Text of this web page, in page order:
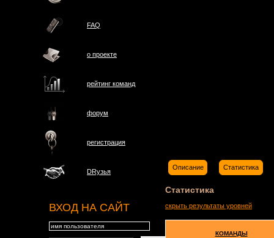
FAQ
о проектe
рейтинг команд
форум
регистрация
DRузья
ВХОД НА САЙТ
Описание Статистика
Статистика
скрыть результаты уровней
КОМАНДЫ